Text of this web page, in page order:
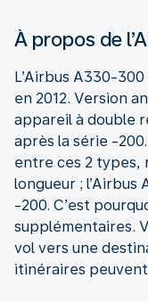
À propos de
L’Airbus A330-
en 2012. Version
appareil à double
après la série -
entre ces 2 types,
longueur ; l’Airbus
-200. C’est
supplémentaires.
vol vers une
itinéraires